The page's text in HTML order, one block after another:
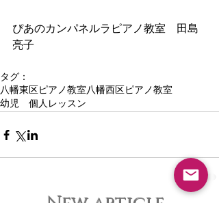
ぴあのカンパネルラピアノ教室　田島
亮子
タグ：
八幡東区ピアノ教室八幡西区ピアノ教室
幼児 個人レッスン